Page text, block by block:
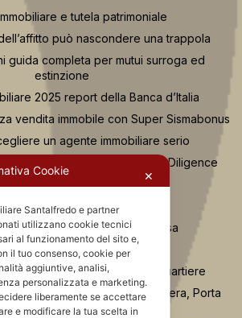
e tutela patrimoniale
può nascondere una trappola
guida completa per mutui surroga ed
estinzione
2025 report della Banca d’Italia
vendita immobile con Super Sismabonus
un agente immobiliare serio
Consulenza Tecnica e Due Diligence
Nuova o da Ristrutturare?
casa e fallisce il costruttore
per Acquistare Casa
Valutazioni Santalfredo
Aires Milano: guida al quartiere
guida al quartiere tra Brera, Porta
e Parco Sempione
Cookie ✕
Santalfredo e partner
utilizzano cookie tecnici
al funzionamento del sito e,
il tuo consenso, cookie per
aggiuntive, analisi,
personalizzata e marketing.
liberamente se accettare
e modificare la tua scelta in